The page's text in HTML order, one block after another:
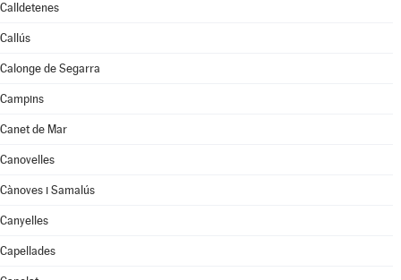
Calldetenes
Callús
Calonge de Segarra
Campins
Canet de Mar
Canovelles
Cànoves i Samalús
Canyelles
Capellades